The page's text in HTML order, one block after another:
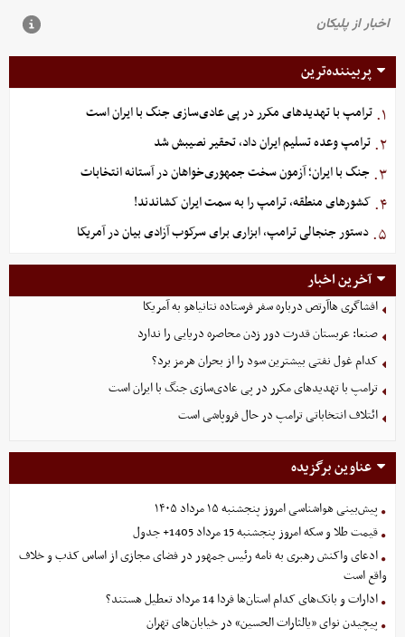
پربیننده‌ترین
۱. ترامپ با تهدیدهای مکرر در پی عادی‌سازی جنگ با ایران است
۲. ترامپ وعده تسلیم ایران داد، تحقیر نصیبش شد
۳. جنگ با ایران؛ آزمون سخت جمهوری‌خواهان در آستانه انتخابات
۴. کشورهای منطقه، ترامپ را به سمت ایران کشاندند!
۵. دستور جنجالی ترامپ، ابزاری برای سرکوب آزادی بیان در آمریکا
آخرین اخبار
افشاگری هاآرتص درباره سفر فرستاده نتانیاهو به آمریکا
صنعا: عربستان قدرت دور زدن محاصره دریایی را ندارد
کدام غول نفتی بیشترین سود را از بحران هرمز برد؟
ترامپ با تهدیدهای مکرر در پی عادی‌سازی جنگ با ایران است
ائتلاف انتخاباتی ترامپ در حال فروپاشی است
عناوین برگزیده
پیش‌بینی هواشناسی امروز پنجشنبه ۱۵ مرداد ۱۴۰۵
قیمت طلا و سکه امروز پنجشنبه 15 مرداد 1405+ جدول
ادعای واکنش رهبری به نامه رئیس جمهور در فضای مجازی از اساس کذب و خلاف
واقع است
ادارات و بانک‌های کدام استان‌ها فردا 14 مرداد تعطیل هستند؟
پیچیدن نوای «یالثارات الحسین» در خیابان‌های تهران